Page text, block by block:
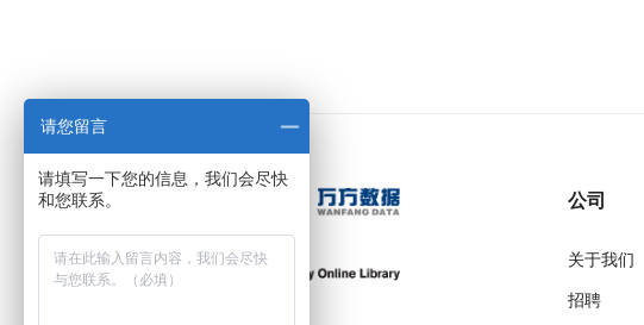
公司
关于我们
招聘
请您留言
请填写一下您的信息，我们会尽快
和您联系。